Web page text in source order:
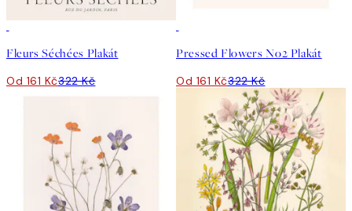
Fleurs Séchées Plakát
Od 161 Kč322 Kč
Pressed Flowers No2 Plakát
Od 161 Kč322 Kč